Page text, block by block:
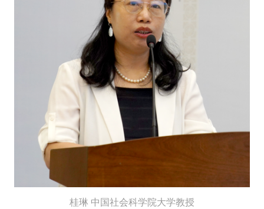
桂琳 中国社会科学院大学教授